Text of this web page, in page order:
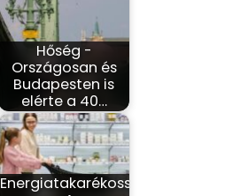
Hőség -
Országosan és
Budapesten is
elérte a 40…
Energiatakarékosság